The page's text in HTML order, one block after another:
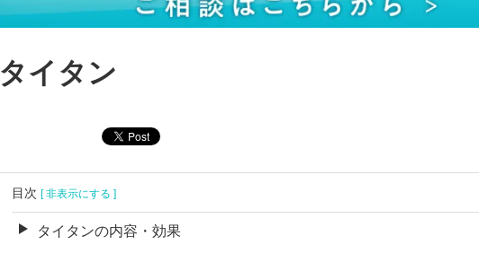
タイタン
目次 [ 非表示にする ]
タイタンの内容・効果